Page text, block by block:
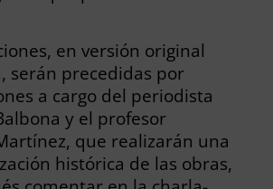
en versión original
serán precedidas por
a cargo del periodista
y el profesor
que realizarán una
histórica de las obras,